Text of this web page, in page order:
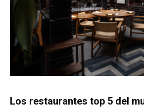
Los restaurantes top 5 del